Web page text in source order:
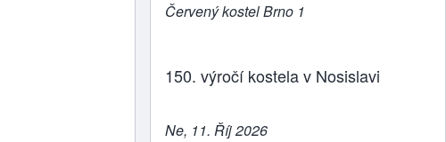
Červený kostel Brno 1
150. výročí kostela v Nosislavi
Ne, 11. Říj 2026